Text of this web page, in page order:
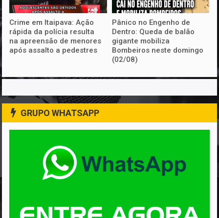
Crime em Itaipava: Ação
rápida da polícia resulta
na apreensão de menores
após assalto a pedestres
Pânico no Engenho de
Dentro: Queda de balão
gigante mobiliza
Bombeiros neste domingo
(02/08)
GRUPO WHATSAPP